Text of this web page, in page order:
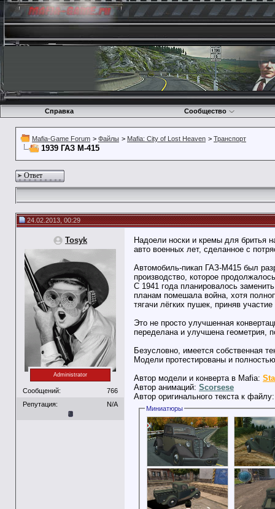
Справка Сообщество
Mafia-Game Forum > Файлы > Mafia: City of Lost Heaven > Транспорт
1939 ГАЗ М-415
Ответ
24.02.2013, 00:29
Tosyk
Administrator
Сообщений:
766
Репутация:
N/A
Надоели носки и кремы для бритья
авто военных лет, сделанное с
Автомобиль-пикап ГАЗ-М415 был
производство, которое
С 1941 года планировалось
планам помешала война, хотя
тягачи лёгких пушек, приняв
Это не просто улучшенная
переделана и улучшена геометрия,
Безусловно, имеется собственная
Модели протестированы и
Автор модели и конверта в Mafia:
Автор анимаций: Scorsese
Автор оригинального текста к
Миниатюры